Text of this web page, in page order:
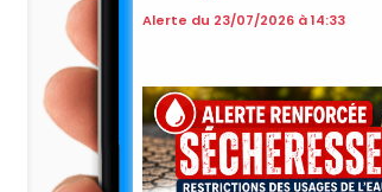
Alerte du 23/07/2026 à 14:33